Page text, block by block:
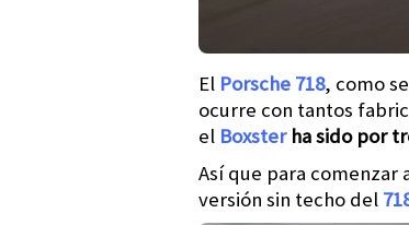
El Porsche 718, como
ocurre con tantos
el Boxster ha sido por
Así que para comenzar
versión sin techo del